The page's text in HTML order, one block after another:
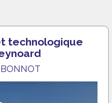
technologique